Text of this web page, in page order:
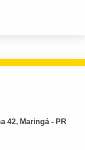
42, Maringá - PR